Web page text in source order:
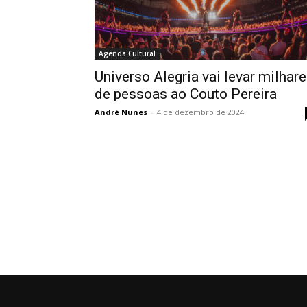
Agenda Cultural
Universo Alegria vai levar
de pessoas ao Couto Pereira
André Nunes - 4 de dezembro de 2024